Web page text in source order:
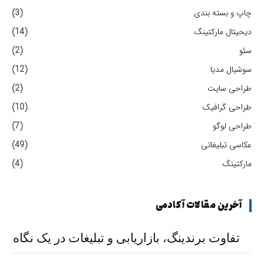
چاپ و بسته بندی
(3)
دیحیتال مارکتینگ
(14)
سئو
(2)
سوشیال مدیا
(12)
طراحی سایت
(2)
طراحی گرافیک
(10)
طراحی لوگو
(7)
عکاسی تبلیغاتی
(49)
مارکتینگ
(4)
آخرین مقالات آکادمی
تفاوت برندینگ، بازاریابی و تبلیغات در یک نگاه